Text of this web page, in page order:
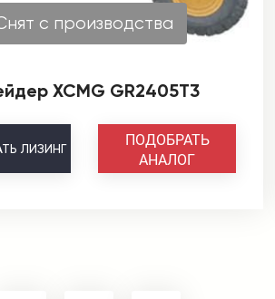
с производства
XCMG GR2405T3
ЛИЗИНГ
ПОДОБРАТЬ
АНАЛОГ